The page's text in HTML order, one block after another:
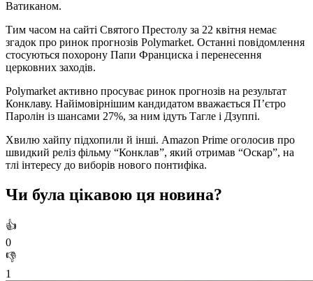
Ватиканом.
Тим часом на сайті Святого Престолу за 22 квітня немає
згадок про ринок прогнозів Polymarket. Останні повідомлення
стосуються похорону Папи Франциска і перенесення
церковних заходів.
Polymarket активно просуває ринок прогнозів на результат
Конклаву. Найімовірнішим кандидатом вважається П’єтро
Паролін із шансами 27%, за ним ідуть Тагле і Дзуппі.
Хвилю хайпу підхопили й інші. Amazon Prime оголосив про
швидкий реліз фільму “Конклав”, який отримав “Оскар”, на
тлі інтересу до виборів нового понтифіка.
Чи була цікавою ця новина?
👍
0
👎
1